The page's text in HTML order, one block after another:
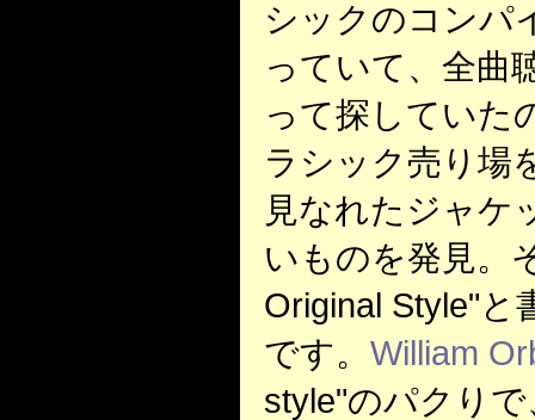
シックのコンパ
っていて、全曲
って探していた
ラシック売り場
見なれたジャケ
いものを発見。
Original Style"と
です。 William
style"のパクり